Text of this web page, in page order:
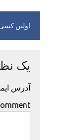
اولین
یک
آدرس